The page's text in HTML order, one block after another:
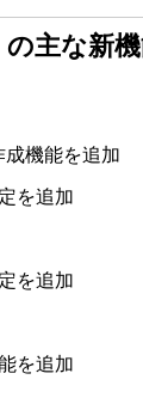
主な新
機能を追加
を追加
を追加
を追加